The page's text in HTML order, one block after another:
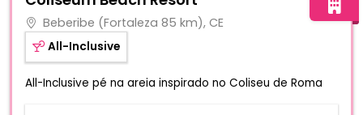
Beberibe (Fortaleza 85 km), CE
All-Inclusive
All-Inclusive pé na areia inspirado no Coliseu de Roma